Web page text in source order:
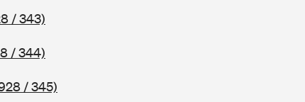
/ 343)
/ 344)
/ 345)